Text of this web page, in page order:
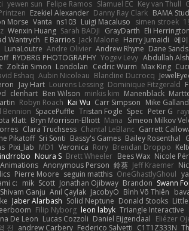
yewen sun Felipe Ramos Slamuel EC Key van Thull
Ezekiel Alexander Danny Ray Clark BAMA
Morse Vanta ns103 Luigi Macaluso simen stroek
Wenxin Huang Sarah BADJI GrayDarth Eli Herrington
Wantrych E Barrios Jack Malone Harry Jumaidi 에
LunaLoutre Andre Olivier Andrew Rhyne Dane Sands
RYDBRG PHOTOGRAPHY Yogev Levy Abdullah
Zoltán Simon Londolan Cedric Wurm Max King
Eshaq Aubin Nicoleau Blandine Ducrocq
Jay Hart Lourens Lessing Dominique Fitzgerald
clenhart Ben Wilson minkis kim Manenblack
Robyn Roach Kai Wu Carr Simpson Mike Galland
Bennion SpacePuffle Tristan Fogle Spec Peter G
Klatt Bryn Morrison-Elliott Mana Simeon Milkov
Clara Truchsess Chantal LeBlanc Garrett
Pikatoff Sri Sonti Bassy's Games Bailey Rosenthal
Pixi_lab MD1 Veronica Rory Brendan Droppo
Noura S Brett Wheeler Bees Wax Nicole
Anonymous Person 鈴葵 Jeff Kraemer
Pierre Moore seguin matthis OneGhastlyGhoul
c: mik Scott Jonathan Ojibway Brandon Swann
Shivam Ganju Anıl Çaylak JacobyO Bình Võ Thiên
Jaber Alarbash Solid Neptune Donald Stooks
Filip Nyborg leon labyk Triangle Interactive
De Leon Lucas Cozzoli Daniel Eijgendaal Eliézer
전 andrew Carbery Federico Salvetti C1T1Z333N